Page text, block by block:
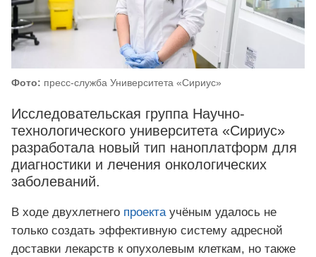
Фото: пресс-служба Университета «Сириус»
Исследовательская группа Научно-
технологического университета «Сириус»
разработала новый тип наноплатформ для
диагностики и лечения онкологических
заболеваний.
В ходе двухлетнего проектаучёным удалось не
только создать эффективную систему адресной
доставки лекарств к опухолевым клеткам, но также